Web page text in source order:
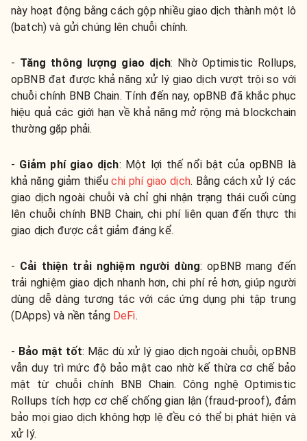
này hoạt động bằng cách gộp nhiều giao dịch thành một lô
(batch) và gửi chúng lên chuỗi chính.
- Tăng thông lượng giao dịch: Nhờ Optimistic Rollups,
opBNB đạt được khả năng xử lý giao dịch vượt trội so với
chuỗi chính BNB Chain. Tính đến nay, opBNB đã khắc phục
hiệu quả các giới hạn về khả năng mở rộng mà blockchain
thường gặp phải.
- Giảm phí giao dịch: Một lợi thế nổi bật của opBNB là
khả năng giảm thiểuchi phí giao dịch. Bằng cách xử lý các
giao dịch ngoài chuỗi và chỉ ghi nhận trạng thái cuối cùng
lên chuỗi chính BNB Chain, chi phí liên quan đến thực thi
giao dịch được cắt giảm đáng kể.
- Cải thiện trải nghiệm người dùng:opBNB mang đến
trải nghiệm giao dịch nhanh hơn, chi phí rẻ hơn, giúp người
dùng dễ dàng tương tác với các ứng dụng phi tập trung
(DApps) và nền tảng DeFi.
- Bảo mật tốt: Mặc dù xử lý giao dịch ngoài chuỗi, opBNB
vẫn duy trì mức độ bảo mật cao nhờ kế thừa cơ chế bảo
mật từ chuỗi chính BNB Chain. Công nghệ Optimistic
Rollups tích hợp cơ chế chống gian lận (fraud-proof), đảm
bảo mọi giao dịch không hợp lệ đều có thể bị phát hiện và
xử lý.